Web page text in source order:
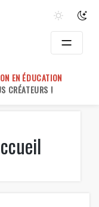
EN ÉDUCATION
CRÉATEURS !